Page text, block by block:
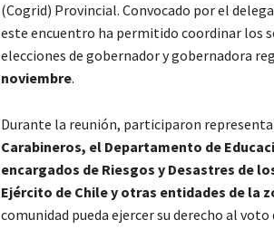
(Cogrid) Provincial. Convocado por el
este encuentro ha permitido coordinar los
elecciones de gobernador y gobernadora
noviembre.
Durante la reunión, participaron
Carabineros, el Departamento de
encargados de Riesgos y Desastres de
Ejército de Chile y otras entidades de la
comunidad pueda ejercer su derecho al